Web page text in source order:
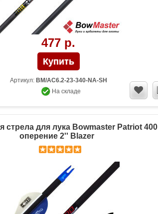
477 р.
Артикул: BM/AC6.2-23-340-NA-SH
На складе
стрела для лука Bowmaster Patriot 400
оперение 2'' Blazer